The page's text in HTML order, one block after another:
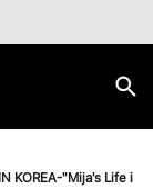
KOREA-"Mija's Life i